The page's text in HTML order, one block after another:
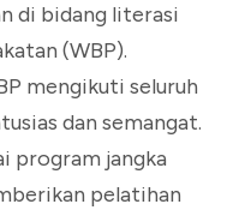
di bidang literasi
(WBP).
mengikuti seluruh
dan semangat.
program jangka
pelatihan